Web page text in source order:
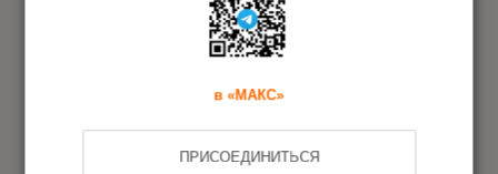
Идентифицируем продукцию
Составляем индивидуальный план
в «МАКС»
ПРИСОЕДИНИТЬСЯ